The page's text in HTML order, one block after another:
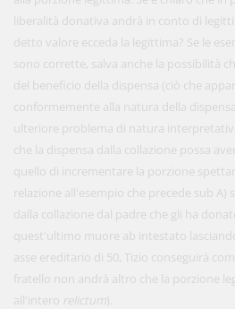
liberalità donativa andrà in conto di
detto valore ecceda la legittima? Se le
sono corrette, salva anche la possibilità
del beneficio della dispensa (ciò che
conformemente alla natura della dispensa
ulteriore problema di natura
che la dispensa dalla collazione possa
quello di incrementare la porzione
relazione all'esempio che precede sub A)
dalla collazione dal padre che gli ha
quest'ultimo muore ab intestato
asse ereditario di 50, Tizio conseguirà
fratello non andrà altro che la porzione
all'intero relictum).